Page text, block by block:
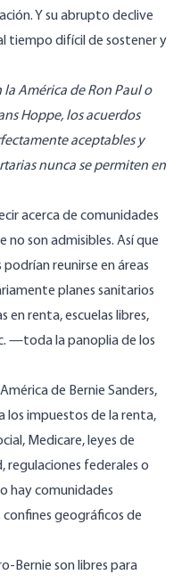
Y su abrupto declive
tiempo difícil de sostener y
la América de Ron Paul o
Hoppe, los acuerdos
aceptables y
nunca se permiten en
acerca de comunidades
son admisibles. Así que
reunirse en áreas
planes sanitarios
en renta, escuelas libres,
—toda la panoplia de los
de Bernie Sanders,
los impuestos de la renta,
Medicare, leyes de
regulaciones federales o
hay comunidades
geográficos de
Bernie son libres para